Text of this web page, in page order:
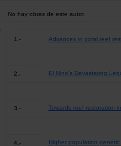
No hay obras de este autor.
1.-
Advances in coral reef
2.- El Nino's Devastating
3.- Towards reef restoration
4.- Higher population